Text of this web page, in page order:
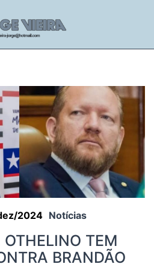
2024 Notícias
OTHELINO TEM
BRANDÃO